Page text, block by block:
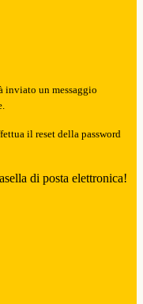
inviato un messaggio
il reset della password
di posta elettronica!